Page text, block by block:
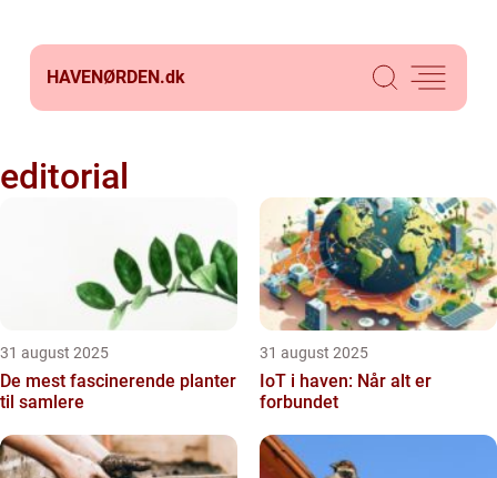
HAVENØRDEN.dk
editorial
31 august 2025
De mest fascinerende planter
til samlere
31 august 2025
IoT i haven: Når alt er
forbundet